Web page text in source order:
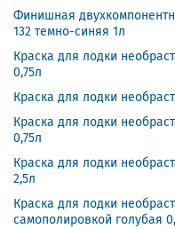
Финишная
132 темно-синяя 1л
Краска для лодки
0,75л
Краска для лодки
Краска для лодки
0,75л
Краска для лодки
2,5л
Краска для лодки
самополировкой голубая